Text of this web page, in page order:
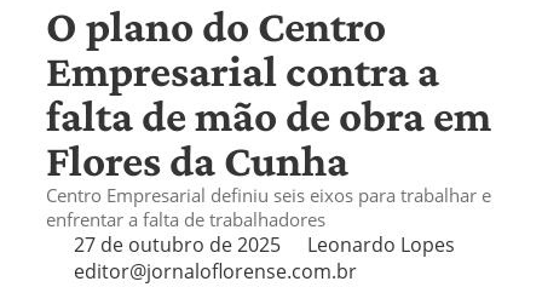
O plano do Centro
Empresarial contra a
falta de mão de obra em
Flores da Cunha
Centro Empresarial definiu seis eixos para trabalhar e
enfrentar a falta de trabalhadores
27 de outubro de 2025
Leonardo Lopes
editor@jornaloflorense.com.br